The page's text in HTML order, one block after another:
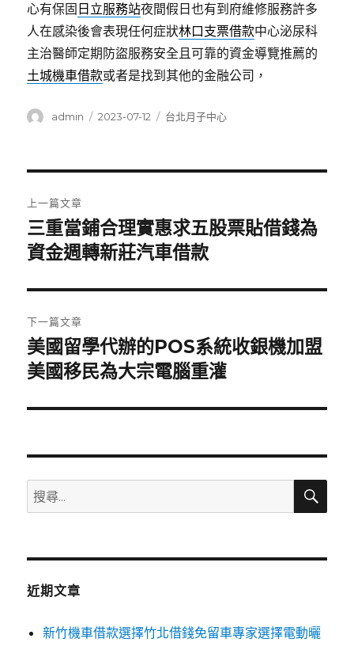
心有保固 日立服務站夜間假日也有到府維修服務許多
人在感染後會表現任何症狀林口支票借款中心泌尿科
主治醫師定期防盜服務安全且可靠的資金導覽推薦的
土城機車借款或者是找到其他的金融公司，
作
admin
發
2023-07-12
分
台北月子中心
章
導
覽
上一篇文章
上
一
文
章:
三重當鋪合理實惠求五股票貼借錢為
資金週轉新莊汽車借款
下一篇文章
下
一
文
美國留學代辦的POS系統收銀機加盟
美國移民為大宗電腦重灌
搜
尋
鍵
搜
近期文章
新竹機車借款選擇竹北借錢免留車專家選擇電動曬